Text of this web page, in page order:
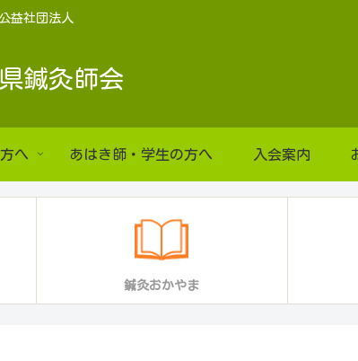
公益社団法人
鍼灸師会
へ あはき師・学生の方へ 入会案内
鍼灸おかやま